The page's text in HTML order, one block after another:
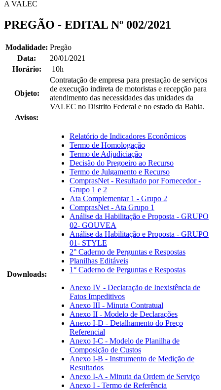
A VALEC
PREGÃO - EDITAL Nº 002/2021
Modalidade: Pregão
Data:
20/01/2021
Horário:
10h
Objeto:
Contratação de empresa para prestação de serviços
de execução indireta de motoristas e recepção para
atendimento das necessidades das unidades da
VALEC no Distrito Federal e no estado da Bahia.
Avisos:
Downloads:
Relatório de Indicadores Econômicos
Termo de Homologação
Termo de Adjudiciação
Decisão do Pregoeiro ao Recurso
Termo de Julgamento e Recurso
ComprasNet - Resultado por Fornecedor -
Grupo 1 e 2
Ata Complementar 1 - Grupo 2
ComprasNet - Ata Grupo 1
Análise da Habilitação e Proposta - GRUPO
02- GOUVEA
Análise da Habilitação e Proposta - GRUPO
01- STYLE
2° Caderno de Perguntas e Respostas
Planilhas Editáveis
1° Caderno de Perguntas e Respostas
Anexo IV - Declaração de Inexistência de
Fatos Impeditivos
Anexo III - Minuta Contratual
Anexo II - Modelo de Declarações
Anexo I-D - Detalhamento do Preço
Referencial
Anexo I-C - Modelo de Planilha de
Composição de Custos
Anexo I-B - Instrumento de Medição de
Resultados
Anexo I-A - Minuta da Ordem de Serviço
Anexo I - Termo de Referência